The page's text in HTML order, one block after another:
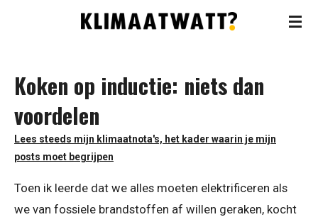
deKoken op inductie: niets dan
voordelen
Lees steeds mijn klimaatnota's, het kader waarin je mijn
posts moet begrijpen
Toen ik leerde dat we alles moeten elektrificeren als
we van fossiele brandstoffen af willen geraken, kocht